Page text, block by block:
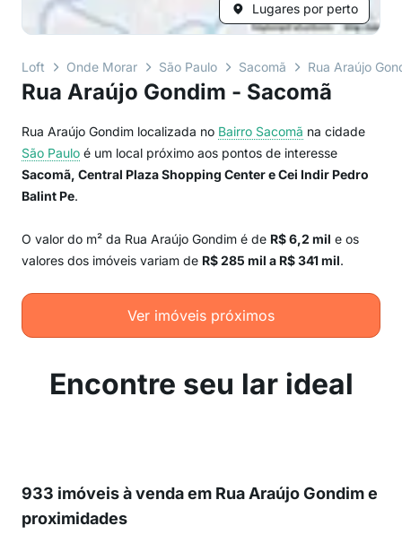
Lugares por perto
Loft Onde Morar São Paulo Sacomã Rua Araújo
Rua Araújo Gondim - Sacomã
Rua Araújo Gondim localizada no Bairro Sacomã na cidade
São Paulo é um local próximo aos pontos de interesse
Sacomã, Central Plaza Shopping Center e Cei Indir Pedro
Balint Pe.
O valor do m² da Rua Araújo Gondim é de R$ 6,2 mil e os
valores dos imóveis variam de R$ 285 mil a R$ 341 mil.
Ver imóveis próximos
Encontre seu lar ideal
933 imóveis à venda em Rua Araújo Gondim e
proximidades